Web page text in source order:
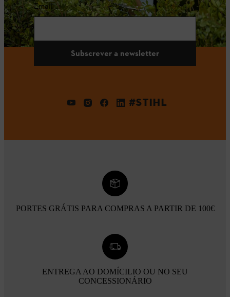
Email
Subscrever a newsletter
#STIHL
PORTES GRÁTIS PARA COMPRAS A PARTIR DE 100€
ENTREGA AO DOMÍCILIO OU NO SEU
CONCESSIONÁRIO